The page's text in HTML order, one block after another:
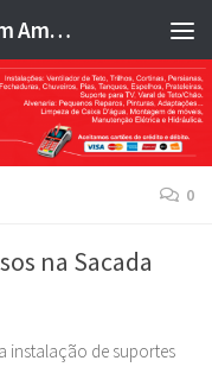
Jean Fabio - Marido de Aluguel em Americana SP e região - JFMA
0
na Sacada
instalação de suportes